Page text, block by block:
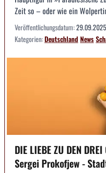
Zeit so – oder wie ein
Veröffentlichungsdatum:29.09.2025
Kategorien:DeutschlandNews
DIE LIEBE ZU DEN
Sergei Prokofjew -